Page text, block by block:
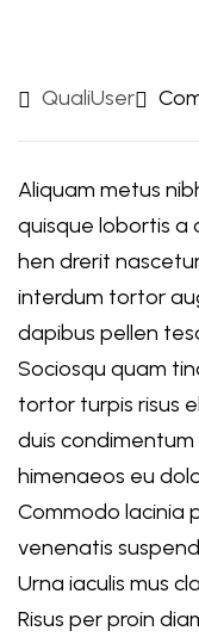
QualiUser
Aliquam metus
quisque lobortis a
hen drerit
interdum tortor
dapibus pellen
Sociosqu quam
tortor turpis risus
duis
himenaeos eu
Commodo lacinia
venenatis
Urna iaculis mus
Risus per proin